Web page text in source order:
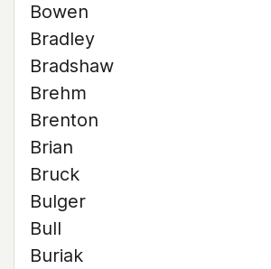
Bowen
Bradley
Bradshaw
Brehm
Brenton
Brian
Bruck
Bulger
Bull
Buriak